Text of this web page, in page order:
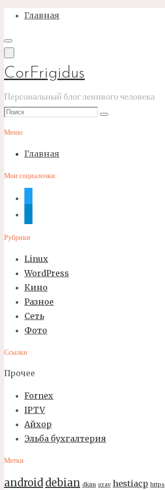
Перейти
содержимому
Главная
CorFrigidus
Персональный блог ленивого человека
Что
Поиск
Меню
Главная
Мои социалочки
Рубрики
Linux
WordPress
Кино
Разное
Сеть
Фото
Ссылки
Прочее
Fornex
IPTV
Айхор
Эльба бухгалтерия
Метки
android debian dkim grav hestiacp https